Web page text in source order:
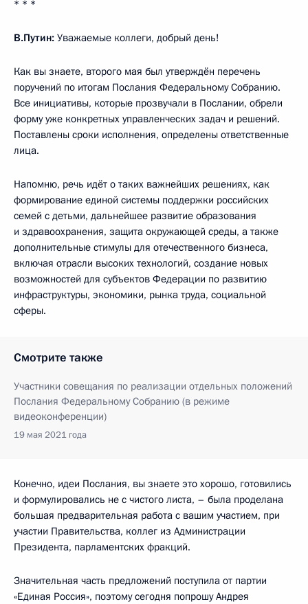
* * *
В.Путин: Уважаемые коллеги, добрый день!
Как вы знаете, второго мая был утверждён перечень
поручений по итогам Послания Федеральному Собранию.
Все инициативы, которые прозвучали в Послании, обрели
форму уже конкретных управленческих задач и решений.
Поставлены сроки исполнения, определены ответственные
лица.
Напомню, речь идёт о таких важнейших решениях, как
формирование единой системы поддержки российских
семей с детьми, дальнейшее развитие образования
и здравоохранения, защита окружающей среды, а также
дополнительные стимулы для отечественного бизнеса,
включая отрасли высоких технологий, создание новых
возможностей для субъектов Федерации по развитию
инфраструктуры, экономики, рынка труда, социальной
сферы.
Смотрите также
Участники совещания по реализации отдельных положений
Послания Федеральному Собранию (в режиме
видеоконференции)
19 мая 2021 года
Конечно, идеи Послания, вы знаете это хорошо, готовились
и формулировались не с чистого листа, – была проделана
большая предварительная работа с вашим участием, при
участии Правительства, коллег из Администрации
Президента, парламентских фракций.
Значительная часть предложений поступила от партии
«Единая Россия», поэтому сегодня попрошу Андрея